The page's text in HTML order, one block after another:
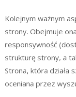
Kolejnym ważnym
strony. Obejmuje
responsywność
strukturę strony, a
Strona, która działa
oceniana przez